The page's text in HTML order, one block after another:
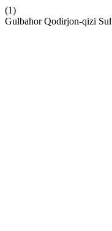
(1)
Gulbahor Qodirjon-qizi